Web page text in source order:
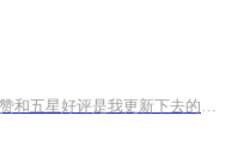
免费收听哦，你们的点赞和五星好评是我更新下去的动力，评论区多多评论哦，不足之处可以点出来北齐归来，家未至，阴谋却显，原来，这一切的一切全部都是二皇子在背后操盘。使团遭劫，言冰云背叛。一剑穿腹，却侥幸未死的范闲，又遭叛国罪臣的污蔑，如此情...